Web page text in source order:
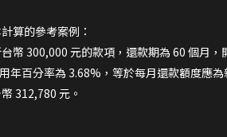
算的參考案例：
幣 300,000 元的款項，還款期為 60 個月，
年百分率為 3.68%，等於每月還款額度應
312,780 元。